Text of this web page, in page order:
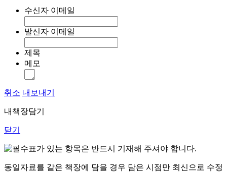
수신자 이메일
발신자 이메일
제목
메모
취소 내보내기
내책장담기
닫기
표가 있는 항목은 반드시 기재해 주셔야 합니다.
동일자료를 같은 책장에 담을 경우 담은 시점만 최신으로 수정